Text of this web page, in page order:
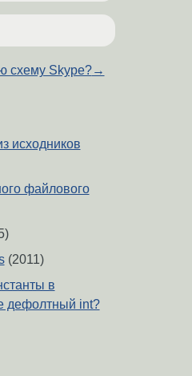
схему Skype?→
исходников
файлового
(2011)
в
дефолтный int?